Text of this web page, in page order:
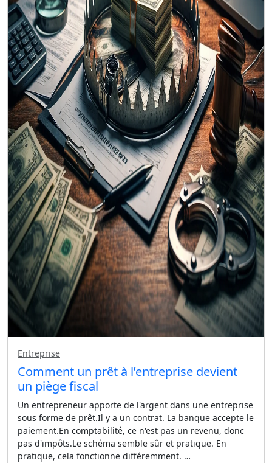
Entreprise
Comment un prêt à l’entreprise devient
un piège fiscal
Un entrepreneur apporte de l'argent dans une entreprise
sous forme de prêt.Il y a un contrat. La banque accepte le
paiement.En comptabilité, ce n'est pas un revenu, donc
pas d'impôts.Le schéma semble sûr et pratique. En
pratique, cela fonctionne différemment. …